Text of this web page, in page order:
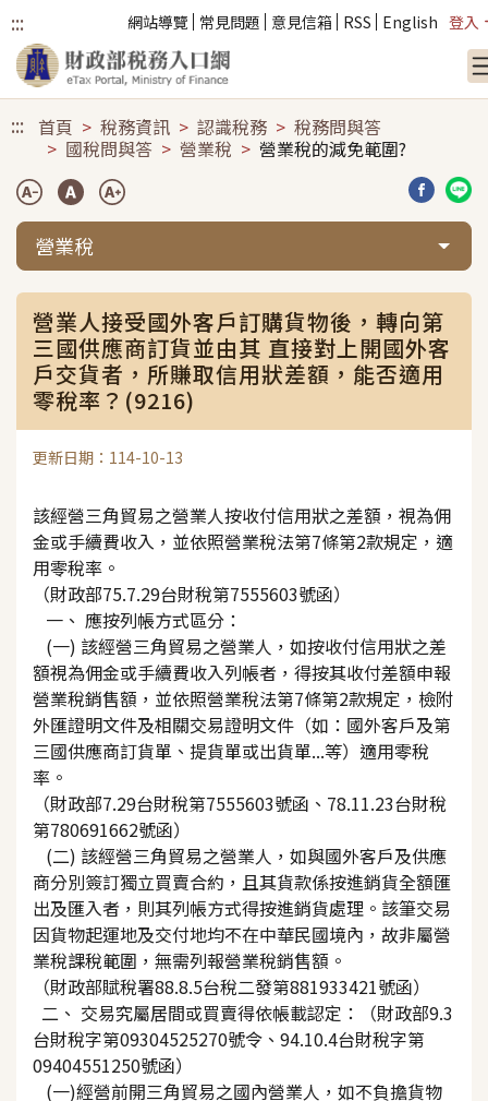
::: 網站導覽 常見問題 意見信箱 RSS English 登入
::: 首頁 稅務資訊 認識稅務
稅務問與答
國稅問與答
營業稅 營業稅的減免範圍?
分享到
分
營業稅
營業人接受國外客戶訂購貨物後，轉向第
三國供應商訂貨並由其 直接對上開國外客
戶交貨者，所賺取信用狀差額，能否適用
零稅率？(9216)
更新日期：114-10-13
該經營三角貿易之營業人按收付信用狀之差額，視為佣
金或手續費收入，並依照營業稅法第7條第2款規定，適
用零稅率。
（財政部75.7.29台財稅第7555603號函）
一、 應按列帳方式區分：
(一) 該經營三角貿易之營業人，如按收付信用狀之差
額視為佣金或手續費收入列帳者，得按其收付差額申報
營業稅銷售額，並依照營業稅法第7條第2款規定，檢附
外匯證明文件及相關交易證明文件（如：國外客戶及第
三國供應商訂貨單、提貨單或出貨單...等）適用零稅
率。
（財政部7.29台財稅第7555603號函、78.11.23台財稅
第780691662號函）
(二) 該經營三角貿易之營業人，如與國外客戶及供應
商分別簽訂獨立買賣合約，且其貨款係按進銷貨全額匯
出及匯入者，則其列帳方式得按進銷貨處理。該筆交易
因貨物起運地及交付地均不在中華民國境內，故非屬營
業稅課稅範圍，無需列報營業稅銷售額。
（財政部賦稅署88.8.5台稅二發第881933421號函）
二、 交易究屬居間或買賣得依帳載認定：（財政部9.3
台財稅字第09304525270號令、94.10.4台財稅字第
09404551250號函）
(一)經營前開三角貿易之國內營業人，如不負擔貨物